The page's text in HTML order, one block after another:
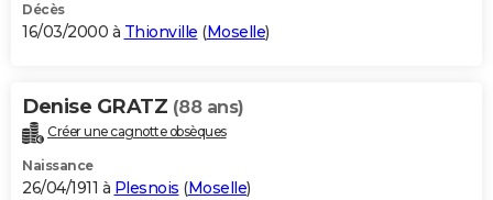
Décès
16/03/2000 à Thionville (Moselle)
Denise GRATZ (88 ans)
Créer une cagnotte obsèques
Naissance
26/04/1911 à Plesnois (Moselle)